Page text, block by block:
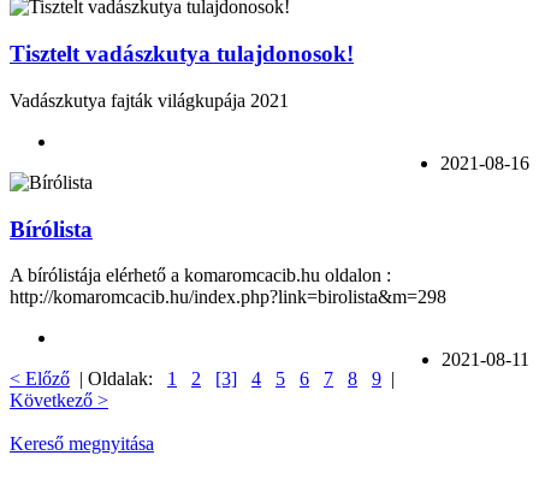
Tisztelt vadászkutya tulajdonosok!
Vadászkutya fajták világkupája 2021
2021-08-16
Bírólista
A bírólistája elérhető a komaromcacib.hu oldalon :
http://komaromcacib.hu/index.php?link=birolista&m=298
2021-08-11
< Előző | Oldalak: 1 2 [3] 4 5 6 7 8 9 |
Következő >
Kereső megnyitása